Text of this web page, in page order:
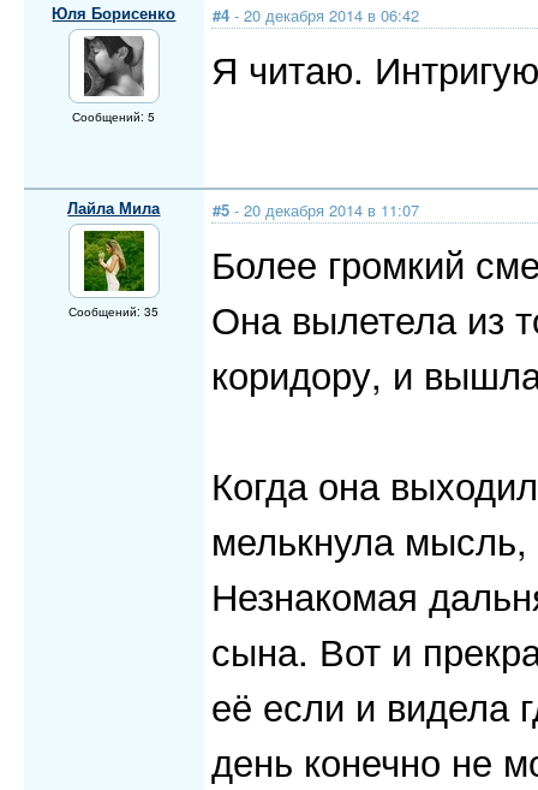
Юля Борисенко
Сообщений: 5
#4 - 20 декабря 2014 в 06:42
Я читаю.
Лайла Мила
Сообщений: 35
#5 - 20 декабря 2014 в 11:07
Более громкий
Она вылетела из
коридору, и
Когда она
мелькнула мысль,
Незнакомая
сына. Вот и
её если и видела
день конечно не